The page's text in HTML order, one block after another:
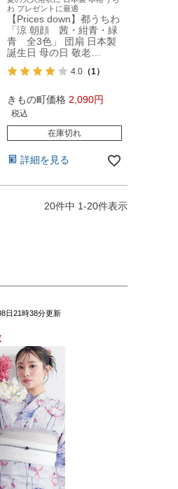
わ プレゼントに最適
【Prices down】都うちわ
「涼 朝顔 茜・紺青・緑
青 全3色」 団扇 日本製
誕生日 母の日 敬老…
4.0 （1）
きもの町価格 2,090
税込
在庫切れ
詳細を見る
20件中 1-20件表示